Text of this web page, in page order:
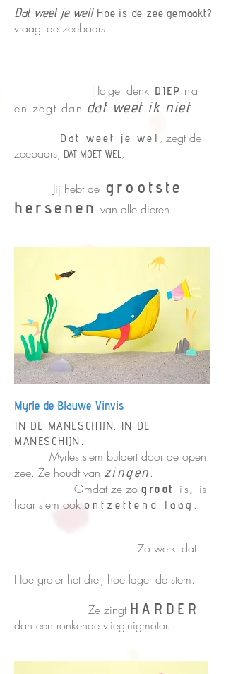
Dat weet je wel! Hoe is de zee gemaakt?
vraagt de zeebaars.
Holger denkt DIEP na
en zegt dan dat weet ik niet.
Dat weet je wel , zegt de
zeebaars, DAT MOET WEL ,
Jij hebt de grootste
hersenen van alle dieren.
Myrle de Blauwe Vinvis
IN DE MANESCHIJN, IN DE
MANESCHIJN .
Myrles stem buldert door de open
zee. Ze houdt van zingen.
Omdat ze zo groot is, is
haar stem ook ontzettend laag .
Zo werkt dat.
Hoe groter het dier, hoe lager de stem.
Ze zingt HARDER
dan een ronkende vliegtuigmotor.